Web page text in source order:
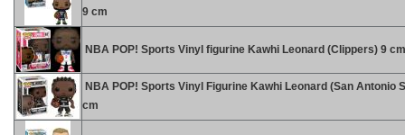
9 cm
NBA POP! Sports Vinyl figurine Kawhi Leonard (Clippers) 9 cm
NBA POP! Sports Vinyl Figurine Kawhi Leonard (San Antonio
cm